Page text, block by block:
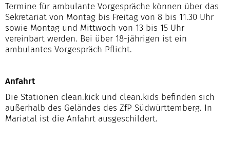
Termine für ambulante Vorgespräche können über das
Sekretariat von Montag bis Freitag von 8 bis 11.30 Uhr
sowie Montag und Mittwoch von 13 bis 15 Uhr
vereinbart werden. Bei über 18-jährigen ist ein
ambulantes Vorgespräch Pflicht.
Anfahrt
Die Stationen clean.kick und clean.kids befinden sich
außerhalb des Geländes des ZfP Südwürttemberg. In
Mariatal ist die Anfahrt ausgeschildert.